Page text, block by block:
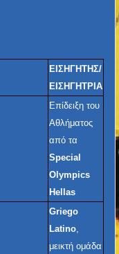
ΕΙΣΗΓΗΤΗΣ/
ΕΙΣΗΓΗΤΡΙΑ
Επίδειξη του
Αθλήματος
από τα
Special
Olympics
Hellas
Griego
Latino,
μεικτή ομάδα